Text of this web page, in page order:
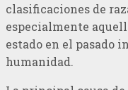
clasificaciones de
especialmente
estado en el pasado
humanidad.